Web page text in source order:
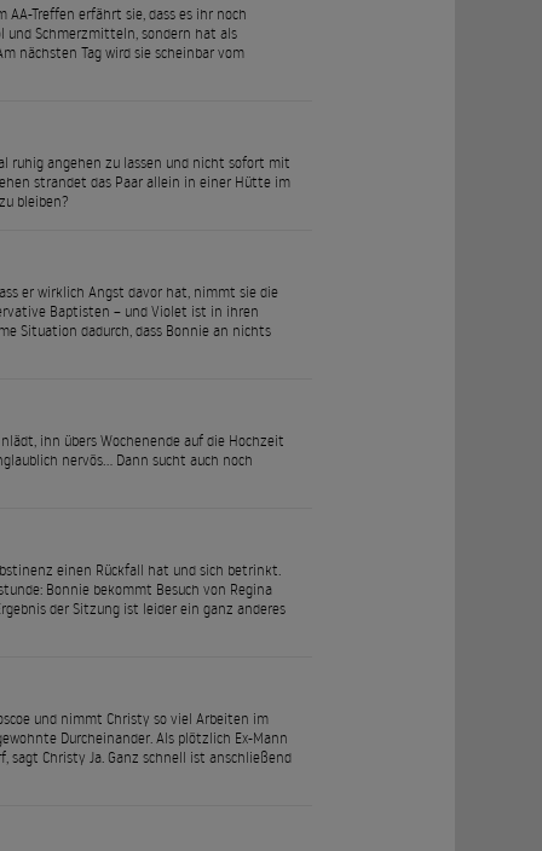
Treffen erfährt sie, dass es ihr noch
und Schmerzmitteln, sondern hat als
nächsten Tag wird sie scheinbar vom
ruhig angehen zu lassen und nicht sofort mit
strandet das Paar allein in einer Hütte im
bleiben?
er wirklich Angst davor hat, nimmt sie die
Baptisten – und Violet ist in ihren
Situation dadurch, dass Bonnie an nichts
ihn übers Wochenende auf die Hochzeit
nervös… Dann sucht auch noch
einen Rückfall hat und sich betrinkt.
Bonnie bekommt Besuch von Regina
der Sitzung ist leider ein ganz anderes
und nimmt Christy so viel Arbeiten im
Durcheinander. Als plötzlich Ex-Mann
Christy Ja. Ganz schnell ist anschließend